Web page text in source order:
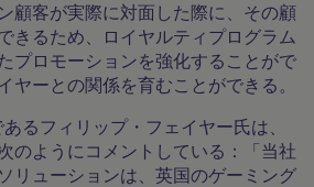
顧客が実際に対面した際に、その顧
きるため、ロイヤルティプログラム
プロモーションを強化することがで
ヤーとの関係を育むことができる。
るフィリップ・フェイヤー氏は、
のようにコメントしている：「当社
リューションは、英国のゲーミング